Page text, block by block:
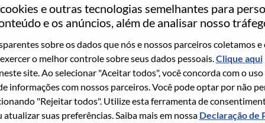
e outras tecnologias semelhantes para
e os anúncios, além de analisar nosso
sobre os dados que nós e nossos parceiros coletamos e
o melhor controle sobre seus dados pessoais. Clique aqui
site. Ao selecionar "Aceitar todos", você concorda com o uso
informações com nossos parceiros. Você pode optar por não
"Rejeitar todos". Utilize esta ferramenta de
atualizar suas preferências. Saiba mais em nossa Declaração de
powerhouse, ranked #153 in the Fortune Global
in 180 markets. Focused on a bold vision to deliver
its success as the world’s largest PC company with a full-
optimized devices (PCs, workstations, smartphones,
high performance computing and software defined
Lenovo’s continued investment in world-changing
and smarter future for everyone, everywhere.
under Lenovo Group Limited (HKSE: 992) (ADR: